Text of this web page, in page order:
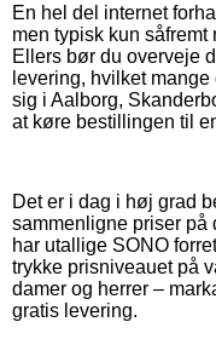
En hel del internet
men typisk kun
Ellers bør du overveje
levering, hvilket
sig i Aalborg,
at køre bestillingen til
Det er i dag i høj grad
sammenligne priser på
har utallige SONO
trykke prisniveauet på
damer og herrer –
gratis levering.